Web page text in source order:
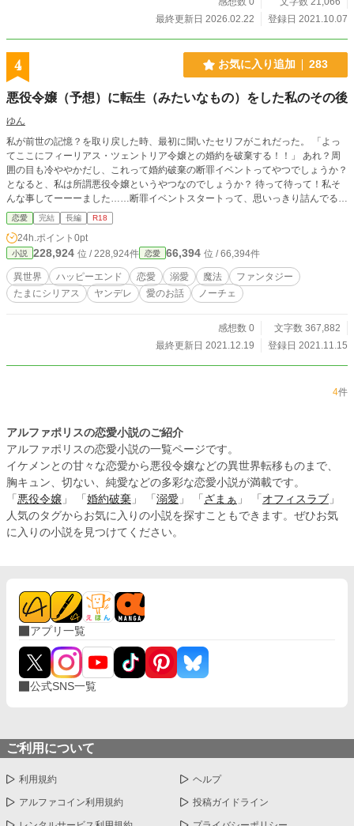
最終更新日 2026.02.22
登録日 2021.10.07
4 お気に入り追加 283
悪役令嬢（予想）に転生（みたいなもの）をした私のその後
ゆん
私が前世の記憶？を取り戻した時、最初に聞いたセリフがこれだった。 「よっ
てここにフィーリアス・ツェントリア令嬢との婚約を破棄する！！」 あれ？周
囲の目も冷ややかだし、これって婚約破棄の断罪イベントってやつでしょうか？
となると、私は所謂悪役令嬢というやつなのでしょうか？ 待って待って！私そ
んな事してーーーました……断罪イベントスタートって、思いっきり詰んでる
よ！？？ 一体私はこれからどうなるのーーー ゆるゆるファンタジーの溺愛ハ
ッピーエンド。タイトルにはありますが、所謂『悪役令嬢』モノとは多分テイス
トが違うと思います。ざまぁもありません。愛とか成長とか描けたらと思ってお
ります。 ※ごめんなさい、序盤はやむを得ずやや無理矢理な表現や複数プレイ
有ります。苦手な方はご注意してスルーっと読んでくださると嬉しいです。後と
雰囲気変わるかも？恋愛まで少し遠いです… ※R18には印をつけていますが、
予告無しで入る箇所もあります。ご了承ください。 ※なろうにも投稿しており
恋愛 完結 長編 R18
24h.ポイント 0pt
小説 228,924 位 / 228,924件 恋愛 66,394 位 / 66,394件
異世界 ハッピーエンド 恋愛 溺愛 魔法
ファンタジー
たまにシリアス
ヤンデレ 愛のお話 ノーチェ
感想数 0
文字数 367,882
最終更新日 2021.12.19
登録日 2021.11.15
4件
アルファポリスの恋愛小説のご紹介
アルファポリスの恋愛小説の一覧ページです。
イケメンとの甘々な恋愛から悪役令嬢などの異世界転移ものまで、
胸キュン、切ない、純愛などの多彩な恋愛小説が満載です。
「 悪役令嬢 」 「 婚約破棄 」 「 溺愛 」 「 ざまぁ 」 「 オフィスラブ 」
人気のタグからお気に入りの小説を探すこともできます。ぜひお気
に入りの小説を見つけてください。
アプリ一覧
公式SNS一覧
ご利用について
利用規約 ヘルプ
アルファコイン利用規約 投稿ガイドライン